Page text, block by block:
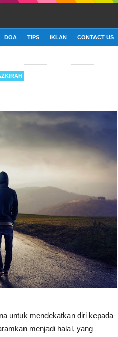
DOA TIPS IKLAN CONTACT US
untuk mendekatkan diri kepada
menjadi halal, yang